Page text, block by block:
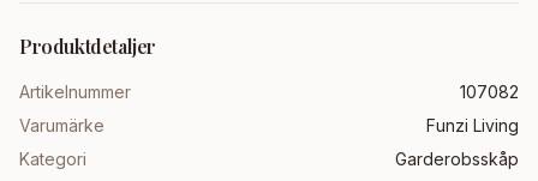
Produktdetaljer
Artikelnummer
107082
Varumärke
Funzi Living
Kategori
Garderobsskåp